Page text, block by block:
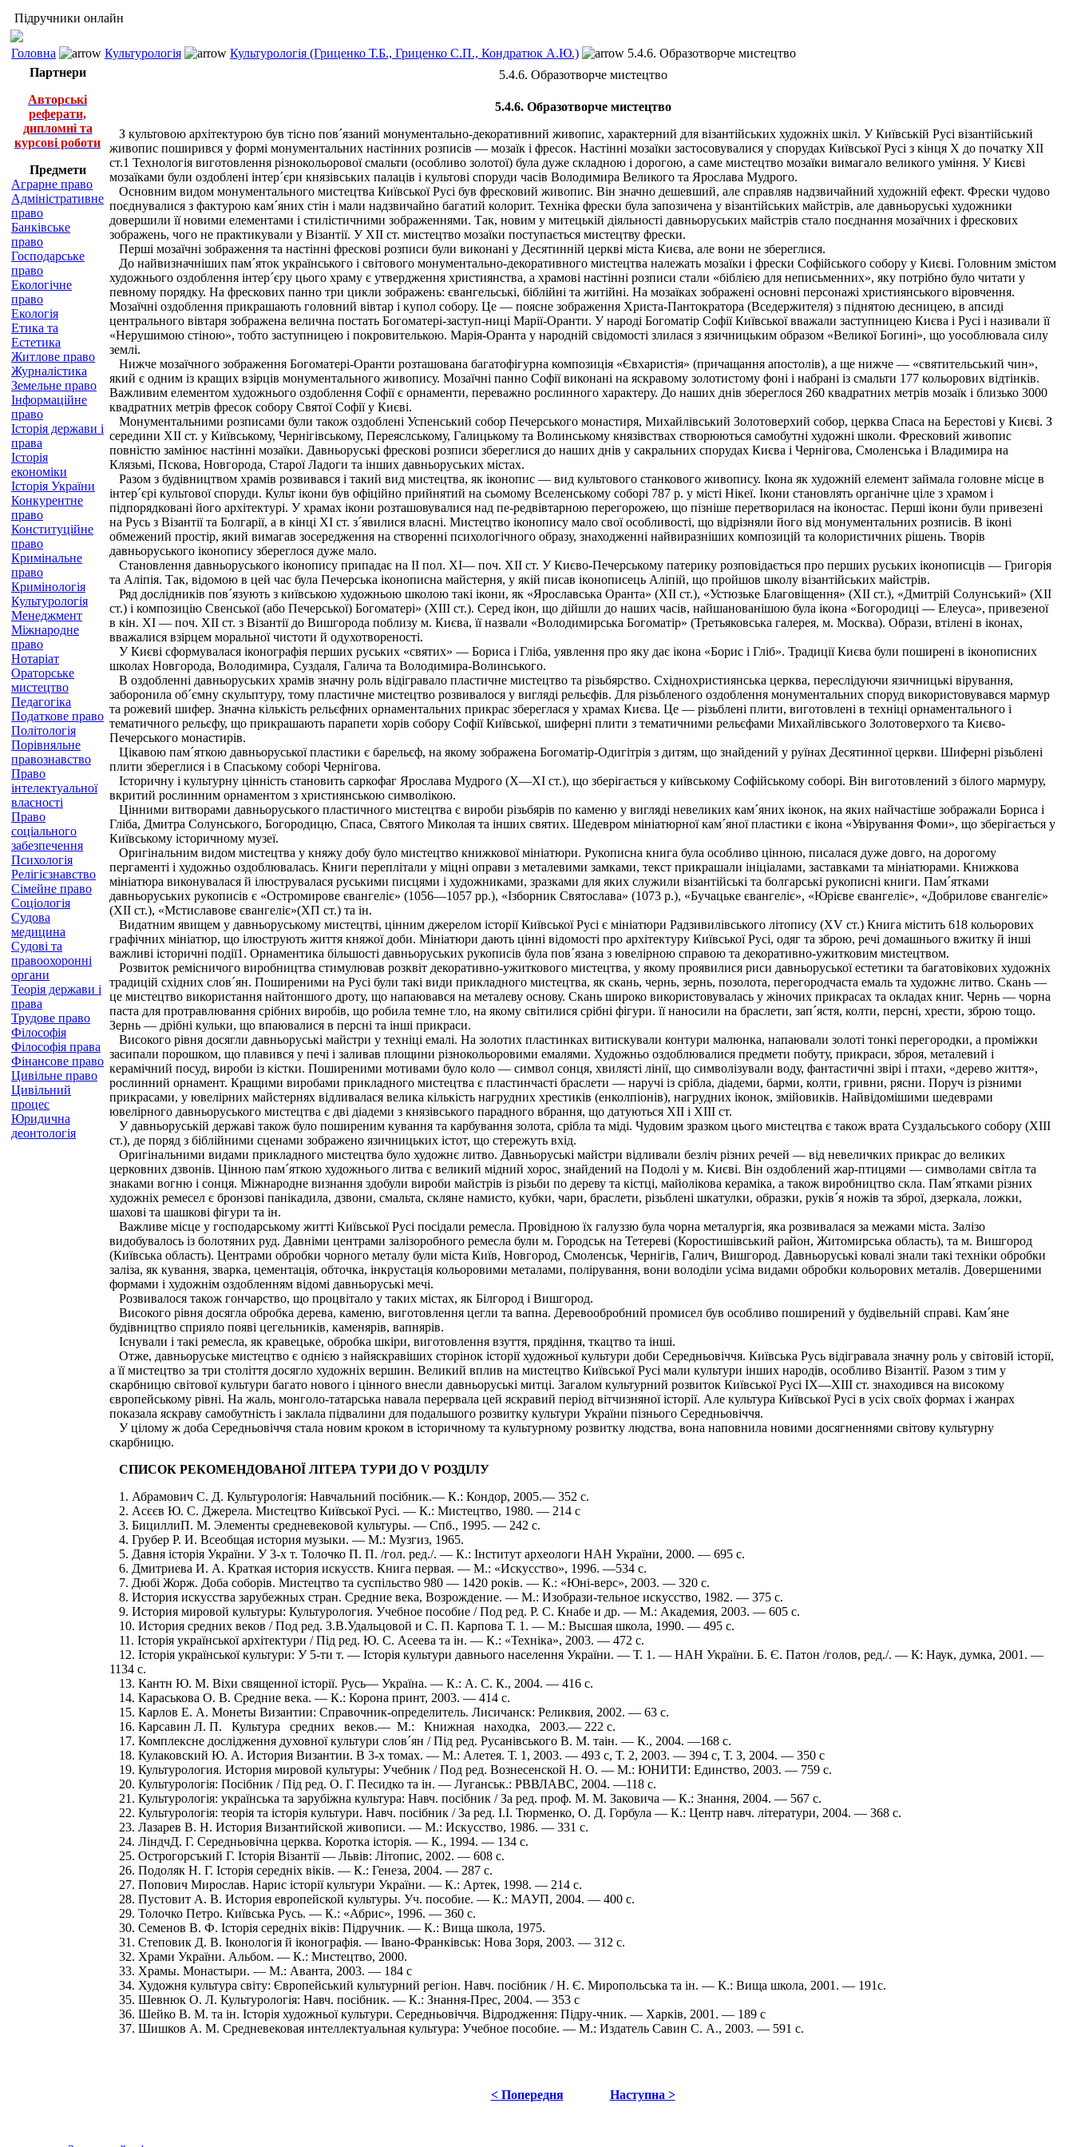
Підручники онлайн
Головна Культурологія Культурологія (Гриценко Т.Б., Гриценко С.П., Кондратюк А.Ю.)
5.4.6. Образотворче мистецтво
Партнери
Авторські
реферати,
дипломні та
курсові роботи
Предмети
Аграрне право
Адміністративне
право
Банківське
право
Господарське
право
Екологічне
право
Екологія
Етика та
Естетика
Житлове право
Журналістика
Земельне право
Інформаційне
право
Історія держави і
права
Історія
економіки
Історія України
Конкурентне
право
Конституційне
право
Кримінальне
право
Кримінологія
Культурологія
Менеджмент
Міжнародне
право
Нотаріат
Ораторське
мистецтво
Педагогіка
Податкове право
Політологія
Порівняльне
правознавство
Право
інтелектуальної
власності
Право
соціального
забезпечення
Психологія
Релігієзнавство
Сімейне право
Соціологія
Судова
медицина
Судові та
правоохоронні
органи
Теорія держави і
права
Трудове право
Філософія
Філософія права
Фінансове право
Цивільне право
Цивільний
процес
Юридична
деонтологія
5.4.6. Образотворче мистецтво
5.4.6. Образотворче мистецтво
З культовою архітектурою був тісно пов´язаний монументально-декоративний живопис, характерний для візантійських художніх шкіл. У Київській Русі візантійський
живопис поширився у формі монументальних настінних розписів — мозаїк і фресок. Настінні мозаїки застосовувалися у спорудах Київської Русі з кінця X до початку XII
ст.1 Технологія виготовлення різнокольорової смальти (особливо золотої) була дуже складною і дорогою, а саме мистецтво мозаїки вимагало великого уміння. У Києві
мозаїками були оздоблені інтер´єри князівських палаців і культові споруди часів Володимира Великого та Ярослава Мудрого.
Основним видом монументального мистецтва Київської Русі був фресковий живопис. Він значно дешевший, але справляв надзвичайний художній ефект. Фрески чудово
поєднувалися з фактурою кам´яних стін і мали надзвичайно багатий колорит. Техніка фрески була запозичена у візантійських майстрів, але давньоруські художники
довершили її новими елементами і стилістичними зображеннями. Так, новим у митецькій діяльності давньоруських майстрів стало поєднання мозаїчних і фрескових
зображень, чого не практикували у Візантії. У XII ст. мистецтво мозаїки поступається мистецтву фрески.
Перші мозаїчні зображення та настінні фрескові розписи були виконані у Десятинній церкві міста Києва, але вони не збереглися.
До найвизначніших пам´яток українського і світового монументально-декоративного мистецтва належать мозаїки і фрески Софійського собору у Києві. Головним змістом
художнього оздоблення інтер´єру цього храму є утвердження християнства, а храмові настінні розписи стали «біблією для неписьменних», яку потрібно було читати у
певному порядку. На фрескових панно три цикли зображень: євангельські, біблійні та житійні. На мозаїках зображені основні персонажі християнського віровчення.
Мозаїчні оздоблення прикрашають головний вівтар і купол собору. Це — поясне зображення Христа-Пантократора (Вседержителя) з піднятою десницею, в апсиді
центрального вівтаря зображена велична постать Богоматері-заступ-ниці Марії-Оранти. У народі Богоматір Софії Київської вважали заступницею Києва і Русі і називали її
«Нерушимою стіною», тобто заступницею і покровителькою. Марія-Оранта у народній свідомості злилася з язичницьким образом «Великої Богині», що уособлювала силу
землі.
Нижче мозаїчного зображення Богоматері-Оранти розташована багатофігурна композиція «Євхаристія» (причащання апостолів), а ще нижче — «святительський чин»,
який є одним із кращих взірців монументального живопису. Мозаїчні панно Софії виконані на яскравому золотистому фоні і набрані із смальти 177 кольорових відтінків.
Важливим елементом художнього оздоблення Софії є орнаменти, переважно рослинного характеру. До наших днів збереглося 260 квадратних метрів мозаїк і близько 3000
квадратних метрів фресок собору Святої Софії у Києві.
Монументальними розписами були також оздоблені Успенський собор Печерського монастиря, Михайлівський Золотоверхий собор, церква Спаса на Берестові у Києві. З
середини XII ст. у Київському, Чернігівському, Переяслському, Галицькому та Волинському князівствах створюються самобутні художні школи. Фресковий живопис
повністю замінює настінні мозаїки. Давньоруські фрескові розписи збереглися до наших днів у сакральних спорудах Києва і Чернігова, Смоленська і Владимира на
Клязьмі, Пскова, Новгорода, Старої Ладоги та інших давньоруських містах.
Разом з будівництвом храмів розвивався і такий вид мистецтва, як іконопис — вид культового станкового живопису. Ікона як художній елемент займала головне місце в
інтер´єрі культової споруди. Культ ікони був офіційно прийнятий на сьомому Вселенському соборі 787 р. у місті Нікеї. Ікони становлять органічне ціле з храмом і
підпорядковані його архітектурі. У храмах ікони розташовувалися над пе-редвівтарною перегорожею, що пізніше перетворилася на іконостас. Перші ікони були привезені
на Русь з Візантії та Болгарії, а в кінці XI ст. з´явилися власні. Мистецтво іконопису мало свої особливості, що відрізняли його від монументальних розписів. В іконі
обмежений простір, який вимагав зосередження на створенні психологічного образу, знаходженні найвиразніших композицій та колористичних рішень. Творів
давньоруського іконопису збереглося дуже мало.
Становлення давньоруського іконопису припадає на II пол. XI— поч. XII ст. У Києво-Печерському патерику розповідається про перших руських іконописців — Григорія
та Аліпія. Так, відомою в цей час була Печерська іконописна майстерня, у якій писав іконописець Аліпій, що пройшов школу візантійських майстрів.
Ряд дослідників пов´язують з київською художньою школою такі ікони, як «Ярославська Оранта» (XII ст.), «Устюзьке Благовіщення» (XII ст.), «Дмитрій Солунський» (XII
ст.) і композицію Свенської (або Печерської) Богоматері» (XIII ст.). Серед ікон, що дійшли до наших часів, найшанованішою була ікона «Богородиці — Елеуса», привезеної
в кін. XI — поч. XII ст. з Візантії до Вишгорода поблизу м. Києва, її назвали «Володимирська Богоматір» (Третьяковська галерея, м. Москва). Образи, втілені в іконах,
вважалися взірцем моральної чистоти й одухотвореності.
У Києві сформувалася іконографія перших руських «святих» — Бориса і Гліба, уявлення про яку дає ікона «Борис і Гліб». Традиції Києва були поширені в іконописних
школах Новгорода, Володимира, Суздаля, Галича та Володимира-Волинського.
В оздобленні давньоруських храмів значну роль відігравало пластичне мистецтво та різьбярство. Східнохристиянська церква, переслідуючи язичницькі вірування,
заборонила об´ємну скульптуру, тому пластичне мистецтво розвивалося у вигляді рельєфів. Для різьбленого оздоблення монументальних споруд використовувався мармур
та рожевий шифер. Значна кількість рельєфних орнаментальних прикрас збереглася у храмах Києва. Це — різьблені плити, виготовлені в техніці орнаментального і
тематичного рельєфу, що прикрашають парапети хорів собору Софії Київської, шиферні плити з тематичними рельєфами Михайлівського Золотоверхого та Києво-
Печерського монастирів.
Цікавою пам´яткою давньоруської пластики є барельєф, на якому зображена Богоматір-Одигітрія з дитям, що знайдений у руїнах Десятинної церкви. Шиферні різьблені
плити збереглися і в Спаському соборі Чернігова.
Історичну і культурну цінність становить саркофаг Ярослава Мудрого (X—XI ст.), що зберігається у київському Софійському соборі. Він виготовлений з білого мармуру,
вкритий рослинним орнаментом з християнською символікою.
Цінними витворами давньоруського пластичного мистецтва є вироби різьбярів по каменю у вигляді невеликих кам´яних іконок, на яких найчастіше зображали Бориса і
Гліба, Дмитра Солунського, Богородицю, Спаса, Святого Миколая та інших святих. Шедевром мініатюрної кам´яної пластики є ікона «Увірування Фоми», що зберігається у
Київському історичному музеї.
Оригінальним видом мистецтва у княжу добу було мистецтво книжкової мініатюри. Рукописна книга була особливо цінною, писалася дуже довго, на дорогому
пергаменті і художньо оздоблювалась. Книги переплітали у міцні оправи з металевими замками, текст прикрашали ініціалами, заставками та мініатюрами. Книжкова
мініатюра виконувалася й ілюструвалася руськими писцями і художниками, зразками для яких служили візантійські та болгарські рукописні книги. Пам´ятками
давньоруських рукописів є «Остромирове євангеліє» (1056—1057 pp.), «Ізборник Святослава» (1073 р.), «Бучацьке євангеліє», «Юрієве євангеліє», «Добрилове євангеліє»
(XII ст.), «Мстиславове євангеліє»(ХП ст.) та ін.
Видатним явищем у давньоруському мистецтві, цінним джерелом історії Київської Русі є мініатюри Радзивилівського літопису (XV ст.) Книга містить 618 кольорових
графічних мініатюр, що ілюструють життя княжої доби. Мініатюри дають цінні відомості про архітектуру Київської Русі, одяг та зброю, речі домашнього вжитку й інші
важливі історичні події1. Орнаментика більшості давньоруських рукописів була пов´язана з ювелірною справою та декоративно-ужитковим мистецтвом.
Розвиток ремісничого виробництва стимулював розквіт декоративно-ужиткового мистецтва, у якому проявилися риси давньоруської естетики та багатовікових художніх
традицій східних слов´ян. Поширеними на Русі були такі види прикладного мистецтва, як скань, чернь, зернь, позолота, перегородчаста емаль та художнє литво. Скань —
це мистецтво використання найтоншого дроту, що напаювався на металеву основу. Скань широко використовувалась у жіночих прикрасах та окладах книг. Чернь — чорна
паста для протравлювання срібних виробів, що робила темне тло, на якому світилися срібні фігури. її наносили на браслети, зап´ястя, колти, персні, хрести, зброю тощо.
Зернь — дрібні кульки, що впаювалися в персні та інші прикраси.
Високого рівня досягли давньоруські майстри у техніці емалі. На золотих пластинках витискували контури малюнка, напаювали золоті тонкі перегородки, а проміжки
засипали порошком, що плавився у печі і заливав площини різнокольоровими емалями. Художньо оздоблювалися предмети побуту, прикраси, зброя, металевий і
керамічний посуд, вироби із кістки. Поширеними мотивами було коло — символ сонця, хвилясті лінії, що символізували воду, фантастичні звірі і птахи, «дерево життя»,
рослинний орнамент. Кращими виробами прикладного мистецтва є пластинчасті браслети — наручі із срібла, діадеми, барми, колти, гривни, рясни. Поруч із різними
прикрасами, у ювелірних майстернях відливалася велика кількість нагрудних хрестиків (енколпіонів), нагрудних іконок, змійовиків. Найвідомішими шедеврами
ювелірного давньоруського мистецтва є дві діадеми з князівського парадного вбрання, що датуються XII і XIII ст.
У давньоруській державі також було поширеним кування та карбування золота, срібла та міді. Чудовим зразком цього мистецтва є також врата Суздальського собору (XIII
ст.), де поряд з біблійними сценами зображено язичницьких істот, що стережуть вхід.
Оригінальними видами прикладного мистецтва було художнє литво. Давньоруські майстри відливали безліч різних речей — від невеличких прикрас до великих
церковних дзвонів. Цінною пам´яткою художнього литва є великий мідний хорос, знайдений на Подолі у м. Києві. Він оздоблений жар-птицями — символами світла та
знаками вогню і сонця. Міжнародне визнання здобули вироби майстрів із різьби по дереву та кістці, майолікова кераміка, а також виробництво скла. Пам´ятками різних
художніх ремесел є бронзові панікадила, дзвони, смальта, скляне намисто, кубки, чари, браслети, різьблені шкатулки, образки, руків´я ножів та зброї, дзеркала, ложки,
шахові та шашкові фігури та ін.
Важливе місце у господарському житті Київської Русі посідали ремесла. Провідною їх галуззю була чорна металургія, яка розвивалася за межами міста. Залізо
видобувалось із болотяних руд. Давніми центрами залізоробного ремесла були м. Городськ на Тетереві (Коростишівський район, Житомирська область), та м. Вишгород
(Київська область). Центрами обробки чорного металу були міста Київ, Новгород, Смоленськ, Чернігів, Галич, Вишгород. Давньоруські ковалі знали такі техніки обробки
заліза, як кування, зварка, цементація, обточка, інкрустація кольоровими металами, полірування, вони володіли усіма видами обробки кольорових металів. Довершеними
формами і художнім оздобленням відомі давньоруські мечі.
Розвивалося також гончарство, що процвітало у таких містах, як Білгород і Вишгород.
Високого рівня досягла обробка дерева, каменю, виготовлення цегли та вапна. Деревообробний промисел був особливо поширений у будівельній справі. Кам´яне
будівництво сприяло появі цегельників, каменярів, вапнярів.
Існували і такі ремесла, як кравецьке, обробка шкіри, виготовлення взуття, прядіння, ткацтво та інші.
Отже, давньоруське мистецтво є однією з найяскравіших сторінок історії художньої культури доби Середньовіччя. Київська Русь відігравала значну роль у світовій історії,
а її мистецтво за три століття досягло художніх вершин. Великий вплив на мистецтво Київської Русі мали культури інших народів, особливо Візантії. Разом з тим у
скарбницю світової культури багато нового і цінного внесли давньоруські митці. Загалом культурний розвиток Київської Русі IX—XIII ст. знаходився на високому
європейському рівні. На жаль, монголо-татарська навала перервала цей яскравий період вітчизняної історії. Але культура Київської Русі в усіх своїх формах і жанрах
показала яскраву самобутність і заклала підвалини для подальшого розвитку культури України пізнього Середньовіччя.
У цілому ж доба Середньовіччя стала новим кроком в історичному та культурному розвитку людства, вона наповнила новими досягненнями світову культурну
скарбницю.
СПИСОК РЕКОМЕНДОВАНОЇ ЛІТЕРА ТУРИ ДО V РОЗДІЛУ
1. Абрамович С. Д. Культурологія: Навчальний посібник.— К.: Кондор, 2005.— 352 с.
2. Асєєв Ю. С. Джерела. Мистецтво Київської Русі. — К.: Мистецтво, 1980. — 214 с
3. БициллиП. М. Элементы средневековой культуры. — Спб., 1995. — 242 с.
4. Грубер Р. И. Всеобщая история музыки. — М.: Музгиз, 1965.
5. Давня історія України. У 3-х т. Толочко П. П. /гол. ред./. — К.: Інститут археологи НАН України, 2000. — 695 с.
6. Дмитриева И. А. Краткая история искусств. Книга первая. — М.: «Искусство», 1996. —534 с.
7. Дюбі Жорж. Доба соборів. Мистецтво та суспільство 980 — 1420 років. — К.: «Юні-верс», 2003. — 320 с.
8. История искусства зарубежных стран. Средние века, Возрождение. — М.: Изобрази-тельное искусство, 1982. — 375 с.
9. История мировой культуры: Культурология. Учебное пособие / Под ред. Р. С. Кнабе и др. — М.: Академия, 2003. — 605 с.
10. История средних веков / Под ред. З.В.Удальцовой и С. П. Карпова Т. 1. — М.: Высшая школа, 1990. — 495 с.
11. Історія української архітектури / Під ред. Ю. С. Асеева та ін. — К.: «Техніка», 2003. — 472 с.
12. Історія української культури: У 5-ти т. — Історія культури давнього населення України. — Т. 1. — НАН України. Б. Є. Патон /голов, ред./. — К: Наук, думка, 2001. —
1134 с.
13. Кантн Ю. М. Віхи священної історії. Русь— Україна. — К.: А. С. К., 2004. — 416 с.
14. Караськова О. В. Средние века. — К.: Корона принт, 2003. — 414 с.
15. Карлов Е. А. Монеты Византии: Справочник-определитель. Лисичанск: Реликвия, 2002. — 63 с.
16. Карсавин Л. П. Культура средних веков.— М.: Книжная находка, 2003.— 222 с.
17. Комплексне дослідження духовної культури слов´ян / Під ред. Русанівського В. М. таін. — К., 2004. —168 с.
18. Кулаковский Ю. А. История Византии. В 3-х томах. — М.: Алетея. Т. 1, 2003. — 493 с, Т. 2, 2003. — 394 с, Т. З, 2004. — 350 с
19. Культурология. История мировой культуры: Учебник / Под ред. Вознесенской Н. О. — М.: ЮНИТИ: Единство, 2003. — 759 с.
20. Культурологія: Посібник / Під ред. О. Г. Песидко та ін. — Луганськ.: РВВЛАВС, 2004. —118 с.
21. Культурологія: українська та зарубіжна культура: Навч. посібник / За ред. проф. М. М. Заковича — К.: Знання, 2004. — 567 с.
22. Культурологія: теорія та історія культури. Навч. посібник / За ред. І.І. Тюрменко, О. Д. Горбула — К.: Центр навч. літератури, 2004. — 368 с.
23. Лазарев В. Н. История Византийской живописи. — М.: Искусство, 1986. — 331 с.
24. ЛіндчД. Г. Середньовічна церква. Коротка історія. — К., 1994. — 134 с.
25. Острогорсъкий Г. Історія Візантії — Львів: Літопис, 2002. — 608 с.
26. Подоляк Н. Г. Історія середніх віків. — К.: Генеза, 2004. — 287 с.
27. Попович Мирослав. Нарис історії культури України. — К.: Артек, 1998. — 214 с.
28. Пустовит А. В. История европейской культуры. Уч. пособие. — К.: МАУП, 2004. — 400 с.
29. Толочко Петро. Київська Русь. — К.: «Абрис», 1996. — 360 с.
30. Семенов В. Ф. Історія середніх віків: Підручник. — К.: Вища школа, 1975.
31. Степовик Д. В. Іконологія й іконографія. — Івано-Франківськ: Нова Зоря, 2003. — 312 с.
32. Храми України. Альбом. — К.: Мистецтво, 2000.
33. Храмы. Монастыри. — М.: Аванта, 2003. — 184 с
34. Художня культура світу: Європейський культурний регіон. Навч. посібник / Н. Є. Миропольська та ін. — К.: Вища школа, 2001. — 191с.
35. Шевнюк О. Л. Культурологія: Навч. посібник. — К.: Знання-Прес, 2004. — 353 с
36. Шейко В. М. та ін. Історія художньої культури. Середньовіччя. Відродження: Підру-чник. — Харків, 2001. — 189 с
37. Шишков А. М. Средневековая интеллектуальная культура: Учебное пособие. — М.: Издатель Савин С. А., 2003. — 591 с.
< Попередня Наступна >